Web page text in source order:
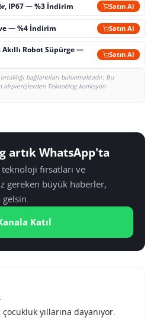
IP67 — %3 İndirim Satın Al
— %4 İndirim Satın Al
Robot Süpürge —
Satın Al
bağlantıları bulunmaktadır. Bu
alışverişlerden Teknoblog komisyon
artık WhatsApp'ta
fırsatları ve
gereken büyük haberler,
Katıl
yıllarına dayanıyor.